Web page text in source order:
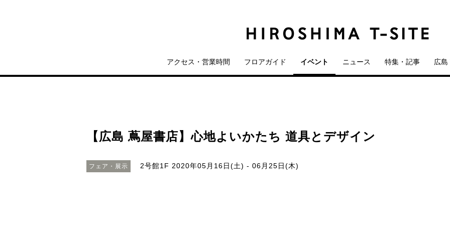
アクセス・営業時間 フロアガイド イベント ニュース 特集・記事 広島
【広島 蔦屋書店】心地よいかたち 道具とデザイン
フェア・展示 2号館1F 2020年05月16日(土) - 06月25日(木)